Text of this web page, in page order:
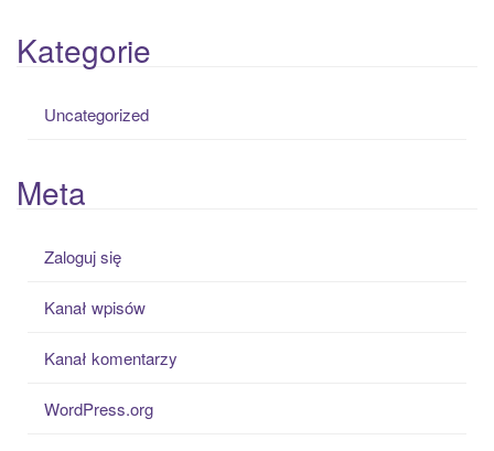
Kategorie
Uncategorized
Meta
Zaloguj się
Kanał wpisów
Kanał komentarzy
WordPress.org